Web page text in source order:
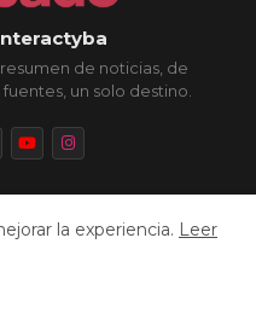
de noticias, de
un solo destino.
© 2026
Política de Privacidad
la experiencia. Leer